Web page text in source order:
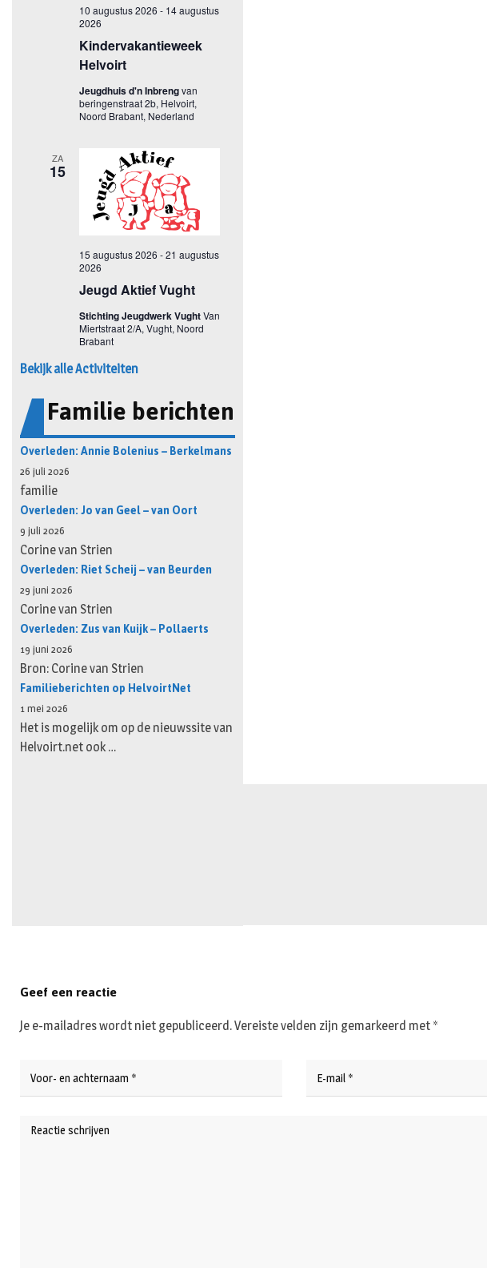
Bekijk alle Activiteiten
Familie berichten
Overleden: Annie Bolenius – Berkelmans
26 juli 2026
familie
Overleden: Jo van Geel – van Oort
9 juli 2026
Corine van Strien
Overleden: Riet Scheij – van Beurden
29 juni 2026
Corine van Strien
Overleden: Zus van Kuijk – Pollaerts
19 juni 2026
Bron: Corine van Strien
Familieberichten op HelvoirtNet
1 mei 2026
Het is mogelijk om op de nieuwssite van
Helvoirt.net ook …
Geef een reactie
Je e-mailadres wordt niet gepubliceerd.Vereiste velden zijn gemarkeerd met *